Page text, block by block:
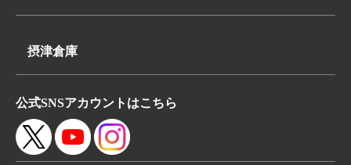
FAX:048-950-8260
大阪府高槻市下田部町2丁目7-2
FAX:072-648-3312
摂津倉庫
大阪府摂津市鳥飼本町4丁目5-19
公式SNSアカウントはこちら